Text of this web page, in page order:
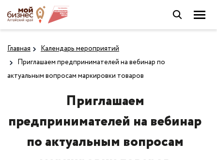
Главная
Календарь мероприятий
Приглашаем предпринимателей на вебинар по
актуальным вопросам маркировки товаров
Приглашаем
предпринимателей на вебинар
по актуальным вопросам